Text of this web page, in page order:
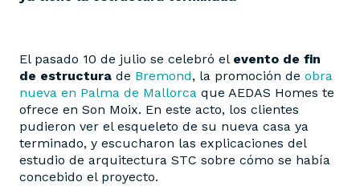
El pasado 10 de julio se celebró el evento de fin
de estructura de Bremond, la promoción de obra
nueva en Palma de Mallorca que AEDAS Homes te
ofrece en Son Moix. En este acto, los clientes
pudieron ver el esqueleto de su nueva casa ya
terminado, y escucharon las explicaciones del
estudio de arquitectura STC sobre cómo se había
concebido el proyecto.